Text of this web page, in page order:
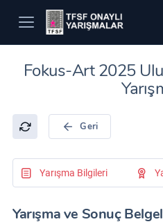
Fokus-Art 2025
Geri
Yarışma Bilgileri
Yarışma ve Sonuç